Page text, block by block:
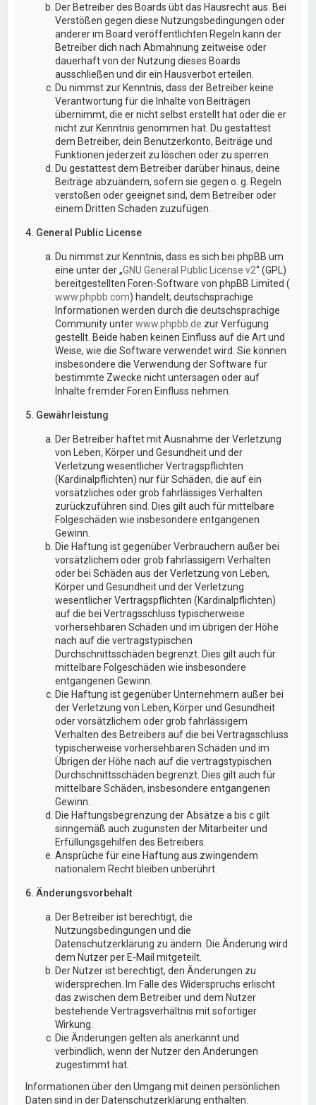
Der Betreiber des Boards übt das Hausrecht aus. Bei
Verstößen gegen diese Nutzungsbedingungen oder
anderer im Board veröffentlichten Regeln kann der
Betreiber dich nach Abmahnung zeitweise oder
dauerhaft von der Nutzung dieses Boards
ausschließen und dir ein Hausverbot erteilen.
Du nimmst zur Kenntnis, dass der Betreiber keine
Verantwortung für die Inhalte von Beiträgen
übernimmt, die er nicht selbst erstellt hat oder die er
nicht zur Kenntnis genommen hat. Du gestattest
dem Betreiber, dein Benutzerkonto, Beiträge und
Funktionen jederzeit zu löschen oder zu sperren.
Du gestattest dem Betreiber darüber hinaus, deine
Beiträge abzuändern, sofern sie gegen o. g. Regeln
verstoßen oder geeignet sind, dem Betreiber oder
einem Dritten Schaden zuzufügen.
4. General Public License
Du nimmst zur Kenntnis, dass es sich bei phpBB um
eine unter der „GNU General Public License v2“ (GPL)
bereitgestellten Foren-Software von phpBB Limited (
www.phpbb.com) handelt; deutschsprachige
Informationen werden durch die deutschsprachige
Community unterwww.phpbb.de zur Verfügung
gestellt. Beide haben keinen Einfluss auf die Art und
Weise, wie die Software verwendet wird. Sie können
insbesondere die Verwendung der Software für
bestimmte Zwecke nicht untersagen oder auf
Inhalte fremder Foren Einfluss nehmen.
5. Gewährleistung
Der Betreiber haftet mit Ausnahme der Verletzung
von Leben, Körper und Gesundheit und der
Verletzung wesentlicher Vertragspflichten
(Kardinalpflichten) nur für Schäden, die auf ein
vorsätzliches oder grob fahrlässiges Verhalten
zurückzuführen sind. Dies gilt auch für mittelbare
Folgeschäden wie insbesondere entgangenen
Gewinn.
Die Haftung ist gegenüber Verbrauchern außer bei
vorsätzlichem oder grob fahrlässigem Verhalten
oder bei Schäden aus der Verletzung von Leben,
Körper und Gesundheit und der Verletzung
wesentlicher Vertragspflichten (Kardinalpflichten)
auf die bei Vertragsschluss typischerweise
vorhersehbaren Schäden und im übrigen der Höhe
nach auf die vertragstypischen
Durchschnittsschäden begrenzt. Dies gilt auch für
mittelbare Folgeschäden wie insbesondere
entgangenen Gewinn.
Die Haftung ist gegenüber Unternehmern außer bei
der Verletzung von Leben, Körper und Gesundheit
oder vorsätzlichem oder grob fahrlässigem
Verhalten des Betreibers auf die bei Vertragsschluss
typischerweise vorhersehbaren Schäden und im
Übrigen der Höhe nach auf die vertragstypischen
Durchschnittsschäden begrenzt. Dies gilt auch für
mittelbare Schäden, insbesondere entgangenen
Gewinn.
Die Haftungsbegrenzung der Absätze a bis c gilt
sinngemäß auch zugunsten der Mitarbeiter und
Erfüllungsgehilfen des Betreibers.
Ansprüche für eine Haftung aus zwingendem
nationalem Recht bleiben unberührt.
6. Änderungsvorbehalt
Der Betreiber ist berechtigt, die
Nutzungsbedingungen und die
Datenschutzerklärung zu ändern. Die Änderung wird
dem Nutzer per E-Mail mitgeteilt.
Der Nutzer ist berechtigt, den Änderungen zu
widersprechen. Im Falle des Widerspruchs erlischt
das zwischen dem Betreiber und dem Nutzer
bestehende Vertragsverhältnis mit sofortiger
Wirkung.
Die Änderungen gelten als anerkannt und
verbindlich, wenn der Nutzer den Änderungen
zugestimmt hat.
Informationen über den Umgang mit deinen persönlichen
Daten sind in der Datenschutzerklärung enthalten.